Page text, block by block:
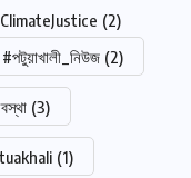
(2)
#পটুয়াখালী_নিউজ (2)
(3)
(1)